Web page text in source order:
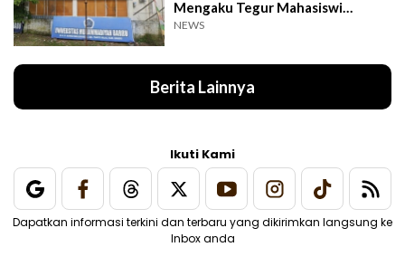
Mengaku Tegur Mahasiswi
Berpakaian Ketat
NEWS
Berita Lainnya
Ikuti Kami
Dapatkan informasi terkini dan terbaru yang dikirimkan langsung ke
Inbox anda